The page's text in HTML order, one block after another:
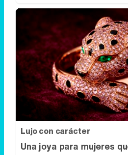
Lujo con carácter
Una joya para mujeres
permiso